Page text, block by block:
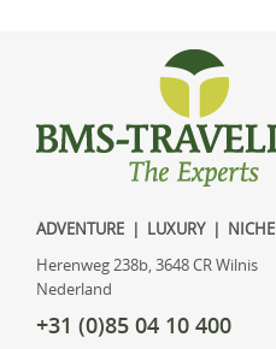
ADVENTURE | LUXURY | NICHE
Herenweg 238b, 3648 CR Wilnis
Nederland
+31 (0)85 04 10 400